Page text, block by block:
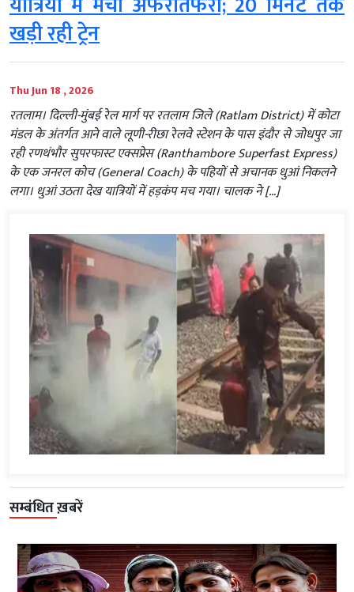
खड़ी रही ट्रेन
Thu Jun 18 , 2026
रतलाम। दिल्ली-मुंबई रेल मार्ग पर रतलाम जिले (Ratlam District) में कोटा
मंडल के अंतर्गत आने वाले लूणी-रीछा रेलवे स्टेशन के पास इंदौर से जोधपुर जा
रही रणथंभौर सुपरफास्ट एक्सप्रेस (Ranthambore Superfast Express)
के एक जनरल कोच (General Coach) के पहियों से अचानक धुआं निकलने
लगा। धुआं उठता देख यात्रियों में हड़कंप मच गया। चालक ने […]
सम्बंधित ख़बरें